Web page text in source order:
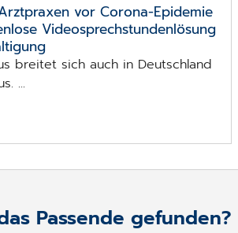
vor Corona-Epidemie
Video­sprech­stunden­lösung
breitet sich auch in Deutschland
...
Passende gefunden?